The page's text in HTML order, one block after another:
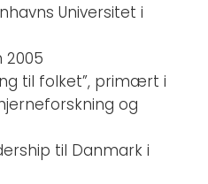
Universitet i
2005
til folket”, primært i
og
til Danmark i